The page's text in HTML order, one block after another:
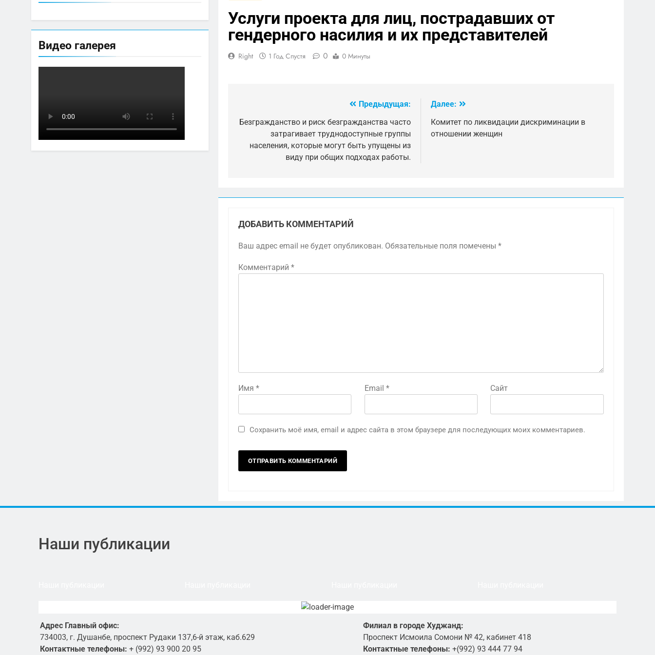
Видео галерея
Услуги проекта для лиц, пострадавших от
гендерного насилия и их представителей
Right 1 Год Спустя 0 0 Минуты
по
записям
Предыдущая:
Безгражданство и риск безгражданства часто
затрагивает труднодоступные группы
населения, которые могут быть упущены из
виду при общих подходах работы.
Далее:
Комитет по ликвидации дискриминации в
отношении женщин
ДОБАВИТЬ КОММЕНТАРИЙ
Ваш адрес email не будет опубликован. Обязательные поля помечены *
Комментарий *
Имя * Email * Сайт
Сохранить моё имя, email и адрес сайта в этом браузере для последующих моих комментариев.
Наши публикации
Адрес Главный офис:
734003, г. Душанбе, проспект Рудаки 137,6-й этаж, каб.629
Контактные телефоны: + (992) 93 900 20 95
Филиал в городе Худжанд:
Проспект Исмоила Сомони № 42, кабинет 418
Контактные телефоны: +(992) 93 444 77 94